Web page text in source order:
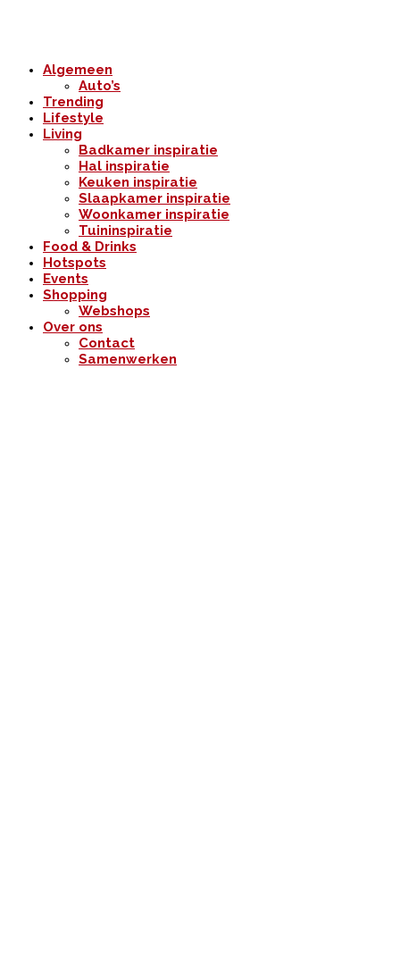
Algemeen
Auto’s
Trending
Lifestyle
Living
Badkamer inspiratie
Hal inspiratie
Keuken inspiratie
Slaapkamer inspiratie
Woonkamer inspiratie
Tuininspiratie
Food & Drinks
Hotspots
Events
Shopping
Webshops
Over ons
Contact
Samenwerken